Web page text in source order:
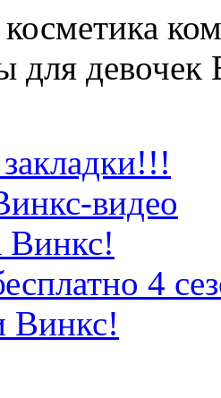
для девочек
видео
Винкс!
4
Винкс!